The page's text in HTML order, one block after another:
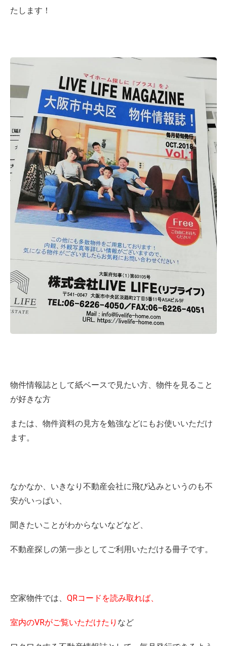
たします！
物件情報誌として紙ベースで見たい方、物件を見ること
が好きな方
または、物件資料の見方を勉強などにもお使いいただけ
ます。
なかなか、いきなり不動産会社に飛び込みというのも不
安がいっぱい、
聞きたいことがわからないなどなど、
不動産探しの第一歩としてご利用いただける冊子です。
空家物件では、 QRコードを読み取れば、
室内のVRがご覧いただけたり など